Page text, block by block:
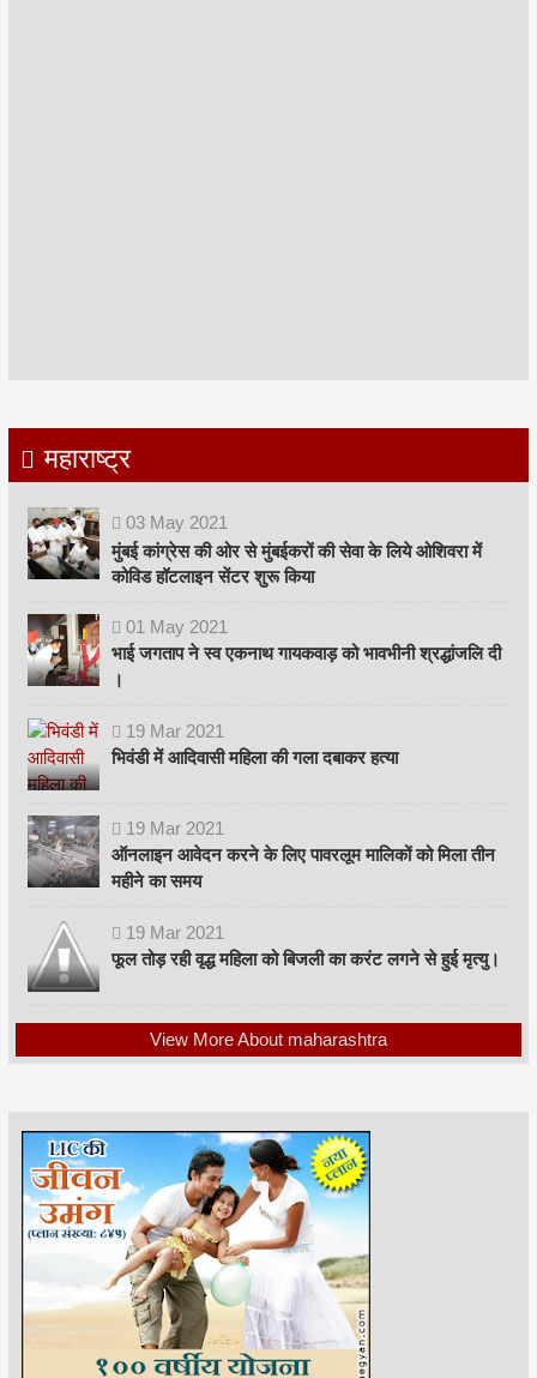
महाराष्ट्र
03 May 2021
मुंबई कांग्रेस की ओर से मुंबईकरों की सेवा के लिये ओशिवरा में
कोविड हॉटलाइन सेंटर शुरू किया
01 May 2021
भाई जगताप ने स्व एकनाथ गायकवाड़ को भावभीनी श्रद्धांजलि दी
।
19 Mar 2021
भिवंडी में आदिवासी महिला की गला दबाकर हत्या
19 Mar 2021
ऑनलाइन आवेदन करने के लिए पावरलूम मालिकों को मिला तीन
महीने का समय
19 Mar 2021
फूल तोड़ रही वृद्ध महिला को बिजली का करंट लगने से हुई मृत्यु।
View More About maharashtra